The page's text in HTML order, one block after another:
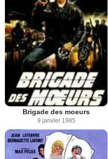
Brigade des moeurs
9 janvier 1985